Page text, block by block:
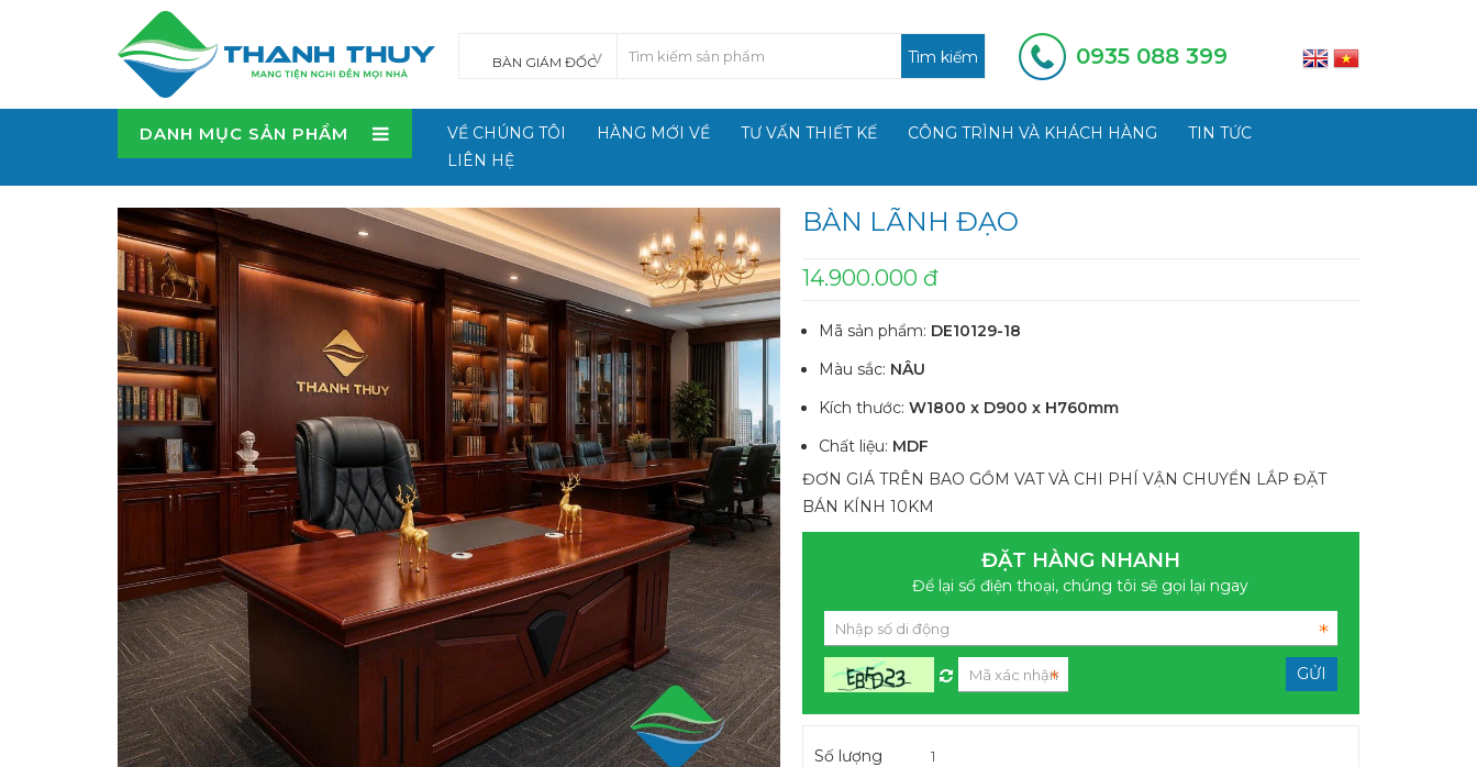
Tìm kiếm 0935 088 399
DANH MỤC SẢN PHẨM VỀ CHÚNG TÔI HÀNG MỚI VỀ TƯ VẤN THIẾT KẾ CÔNG TRÌNH VÀ KHÁCH HÀNG
TIN TỨC
LIÊN HỆ
BÀN LÃNH ĐẠO
14.900.000 đ
Mã sản phẩm: DE10129-18
Màu sắc: NÂU
Kích thước: W1800 x D900 x H760mm
Chất liệu: MDF
ĐƠN GIÁ TRÊN BAO GỒM VAT VÀ CHI PHÍ VẬN CHUYỂN LẮP ĐẶT
BÁN KÍNH 10KM
ĐẶT HÀNG NHANH
Để lại số điện thoại, chúng tôi sẽ gọi lại ngay
Số lượng